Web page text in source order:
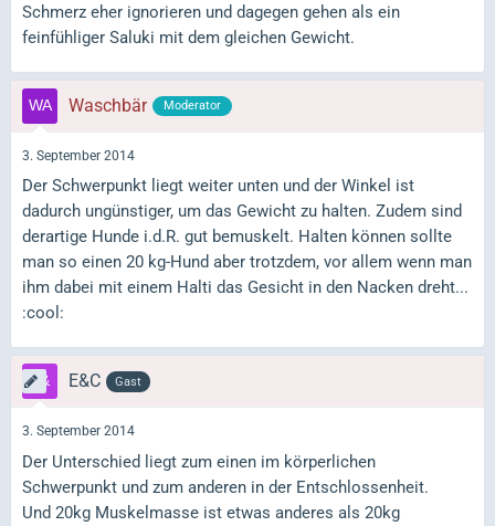
Schmerz eher ignorieren und dagegen gehen als ein
feinfühliger Saluki mit dem gleichen Gewicht.
Waschbär Moderator
3. September 2014
Der Schwerpunkt liegt weiter unten und der Winkel ist
dadurch ungünstiger, um das Gewicht zu halten. Zudem sind
derartige Hunde i.d.R. gut bemuskelt. Halten können sollte
man so einen 20 kg-Hund aber trotzdem, vor allem wenn man
ihm dabei mit einem Halti das Gesicht in den Nacken dreht...
:cool:
E&C Gast
3. September 2014
Der Unterschied liegt zum einen im körperlichen
Schwerpunkt und zum anderen in der Entschlossenheit.
Und 20kg Muskelmasse ist etwas anderes als 20kg